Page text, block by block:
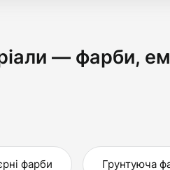
— фарби,
фарби Грунтуюча